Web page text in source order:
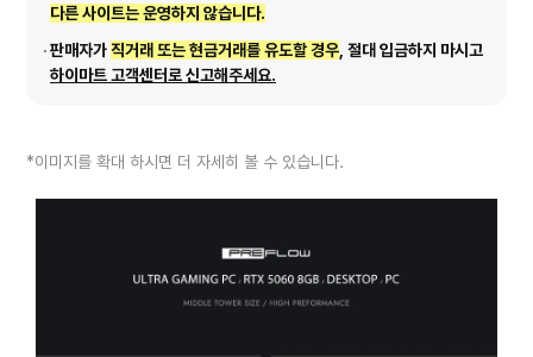
다른 사이트는 운영하지 않습니다.
판매자가직거래 또는 현금거래를 유도할 경우 , 절대 입금하지 마시고
하이마트 고객센터로 신고해주세요.
*이미지를 확대 하시면 더 자세히 볼 수 있습니다.